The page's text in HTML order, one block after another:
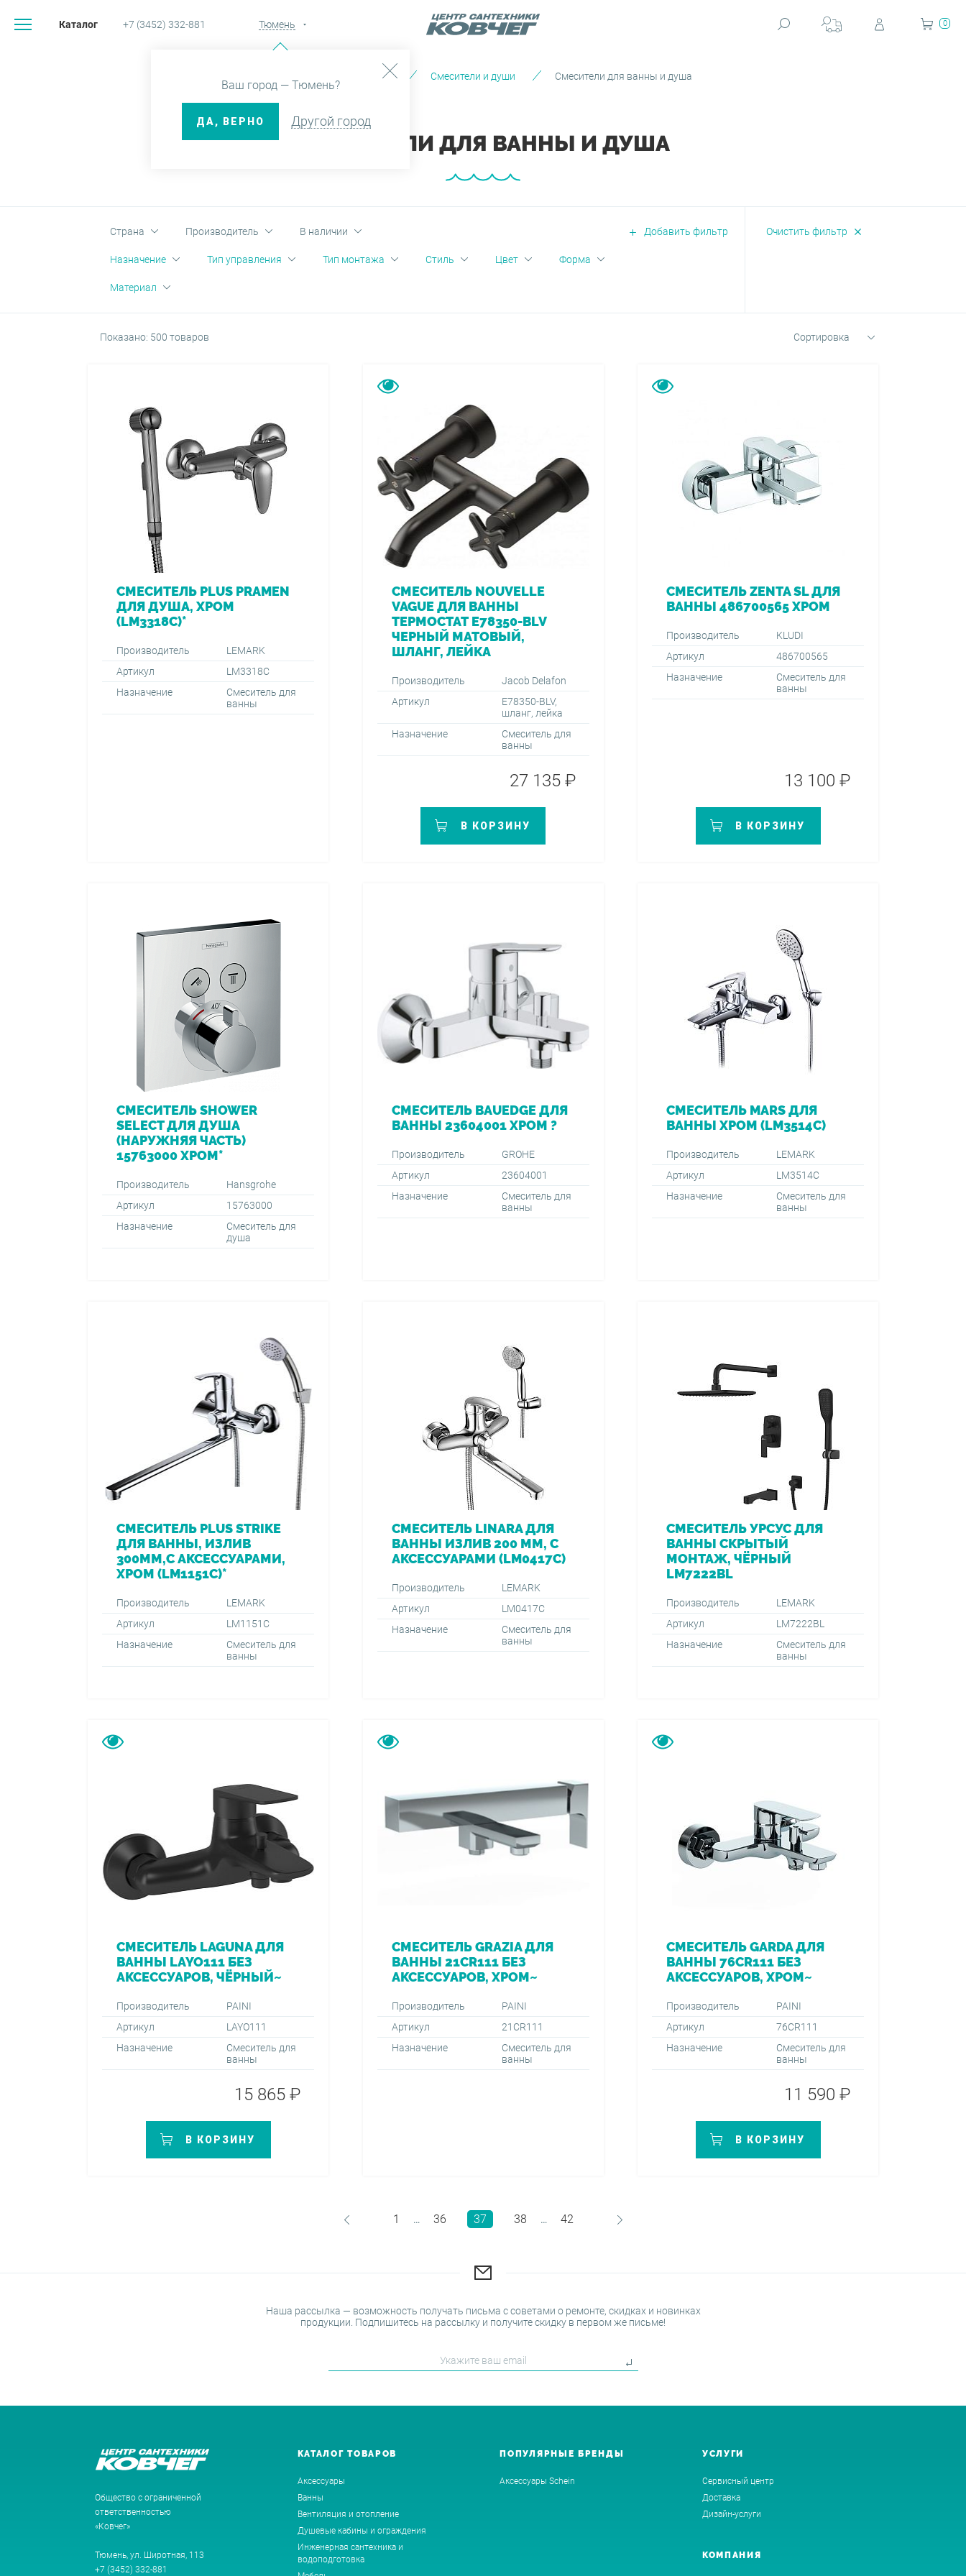
Каталог +7 (3452) 332-881 Тюмень
Ваш город — Тюмень?
ДА, ВЕРНО Другой город
0
Каталог Смесители и души Смесители для ванны и душа
СМЕСИТЕЛИ ДЛЯ ВАННЫ И ДУША
Страна Производитель В наличии
Назначение Тип управления Тип монтажа Стиль Цвет Форма
Материал
Добавить фильтр Очистить фильтр
Показано: 500 товаров Сортировка
СМЕСИТЕЛЬ PLUS PRAMEN
ДЛЯ ДУША, ХРОМ
(LM3318C)*
Производитель
LEMARK
Артикул
LM3318C
Назначение
Смеситель для
ванны
СМЕСИТЕЛЬ NOUVELLE
VAGUE ДЛЯ ВАННЫ
ТЕРМОСТАТ E78350-BLV
ЧЕРНЫЙ МАТОВЫЙ,
ШЛАНГ, ЛЕЙКА
Производитель
Jacob Delafon
Артикул
E78350-BLV,
шланг, лейка
Назначение
Смеситель для
ванны
27 135 ₽
В КОРЗИНУ
СМЕСИТЕЛЬ ZENTA SL ДЛЯ
ВАННЫ 486700565 ХРОМ
Производитель
KLUDI
Артикул
486700565
Назначение
Смеситель для
ванны
13 100 ₽
В КОРЗИНУ
СМЕСИТЕЛЬ SHOWER
SELECT ДЛЯ ДУША
(НАРУЖНЯЯ ЧАСТЬ)
15763000 ХРОМ*
Производитель
Hansgrohe
Артикул
15763000
Назначение
Смеситель для
душа
СМЕСИТЕЛЬ BAUEDGE ДЛЯ
ВАННЫ 23604001 ХРОМ ?
Производитель
GROHE
Артикул
23604001
Назначение
Смеситель для
ванны
СМЕСИТЕЛЬ MARS ДЛЯ
ВАННЫ ХРОМ (LM3514C)
Производитель
LEMARK
Артикул
LM3514C
Назначение
Смеситель для
ванны
СМЕСИТЕЛЬ PLUS STRIKE
ДЛЯ ВАННЫ, ИЗЛИВ
300ММ,С АКСЕССУАРАМИ,
ХРОМ (LM1151C)*
Производитель
LEMARK
Артикул
LM1151C
Назначение
Смеситель для
ванны
СМЕСИТЕЛЬ LINARA ДЛЯ
ВАННЫ ИЗЛИВ 200 ММ, С
АКСЕССУАРАМИ (LM0417C)
Производитель
LEMARK
Артикул
LM0417C
Назначение
Смеситель для
ванны
СМЕСИТЕЛЬ УРСУС ДЛЯ
ВАННЫ СКРЫТЫЙ
МОНТАЖ, ЧЁРНЫЙ
LM7222BL
Производитель
LEMARK
Артикул
LM7222BL
Назначение
Смеситель для
ванны
СМЕСИТЕЛЬ LAGUNA ДЛЯ
ВАННЫ LAYO111 БЕЗ
АКСЕССУАРОВ, ЧЁРНЫЙ~
Производитель
PAINI
Артикул
LAYO111
Назначение
Смеситель для
ванны
15 865 ₽
В КОРЗИНУ
СМЕСИТЕЛЬ GRAZIA ДЛЯ
ВАННЫ 21CR111 БЕЗ
АКСЕССУАРОВ, ХРОМ~
Производитель
PAINI
Артикул
21CR111
Назначение
Смеситель для
ванны
СМЕСИТЕЛЬ GARDA ДЛЯ
ВАННЫ 76CR111 БЕЗ
АКСЕССУАРОВ, ХРОМ~
Производитель
PAINI
Артикул
76CR111
Назначение
Смеситель для
ванны
11 590 ₽
В КОРЗИНУ
1 … 36 37 38 … 42
Наша рассылка — возможность получать письма с советами о ремонте, скидках и новинках
продукции. Подпишитесь на рассылку и получите скидку в первом же письме!
Общество с ограниченной
ответственностью
«Ковчег»
Тюмень, ул. Широтная, 113
+7 (3452) 332-881
КАТАЛОГ ТОВАРОВ
Аксессуары
Ванны
Вентиляция и отопление
Душевые кабины и ограждения
Инженерная сантехника и
водоподготовка
ПОПУЛЯРНЫЕ БРЕНДЫ
Аксессуары Schein
УСЛУГИ
Сервисный центр
Доставка
Дизайн-услуги
КОМПАНИЯ